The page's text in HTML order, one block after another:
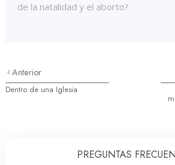
de la natalidad y el aborto?
Anterior
Dentro de una Iglesia
PREGUNTAS